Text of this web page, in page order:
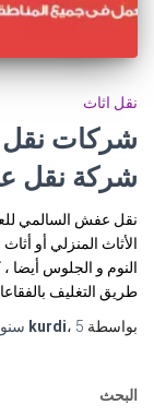
نقل اثاث
شركة نقل
نقل عفش السالمي
الأثاث المنزلي أو
النوم و الجلوس أيضا
طريق التغليف
بواسطة
kurdi، 5 سنوات
البحث